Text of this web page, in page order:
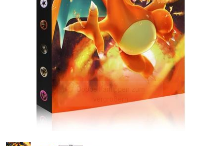
Doppelt antippen zum
vergrößern